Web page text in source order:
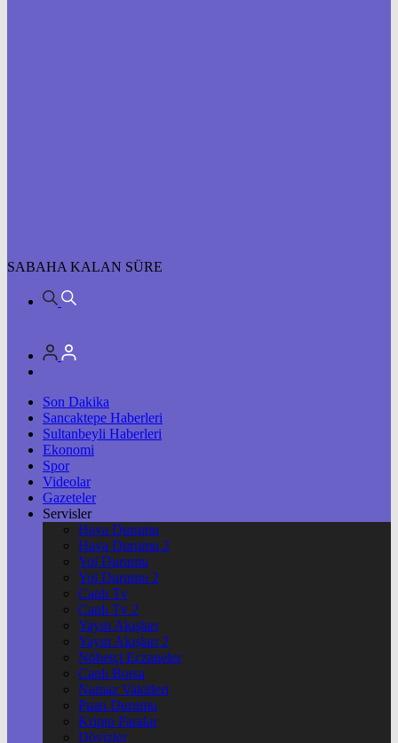
SABAHA KALAN SÜRE
Son Dakika
Sancaktepe Haberleri
Sultanbeyli Haberleri
Ekonomi
Spor
Videolar
Gazeteler
Servisler
Hava Durumu
Hava Durumu 2
Yol Durumu
Yol Durumu 2
Canlı Tv
Canlı Tv 2
Yayın Akışları
Yayın Akışları 2
Nöbetçi Eczaneler
Canlı Borsa
Namaz Vakitleri
Puan Durumu
Kripto Paralar
Dövizler